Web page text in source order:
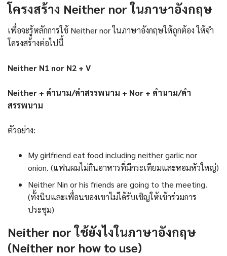
โครงสร้าง Neither nor ในภาษาอังกฤษ
เพื่อจะรู้หลักการใช้ Neither nor ในภาษาอังกฤษให้ถูกต้อง ให้จำ
โครงสร้างต่อไปนี้
Neither N1 nor N2 + V
Neither + คำนาม/คำสรรพนาม + Nor + คำนาม/คำ
สรรพนาม
ตัวอย่าง:
My girlfriend eat food including neither garlic nor
onion. (แฟนผมไม่กินอาหารที่มีกระเทียมและหอมหัวใหญ่)
Neither Nin or his friends are going to the meeting.
(ทั้งนินและเพื่อนของเขาไม่ได้รับเชิญให้เข้าร่วมการ
ประชุม)
Neither nor ใช้ยังไงในภาษาอังกฤษ
(Neither nor how to use)